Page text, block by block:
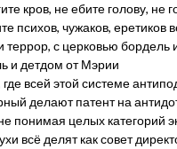
кров, не ебите голову, не
психов, чужаков, еретиков
террор, с церковью бордель
и детдом от Мэрии
всей этой системе
делают патент на
понимая целых категорий
всё делят как совет